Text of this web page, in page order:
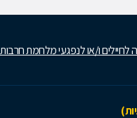
ו/או לנפגעי מלחמת